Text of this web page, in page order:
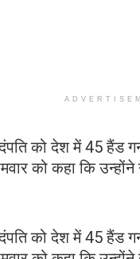
को देश में 45 हैंड
को कहा कि
को देश में 45 हैंड